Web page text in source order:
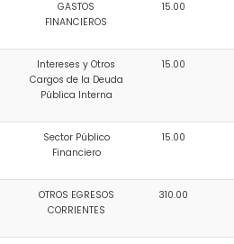
GASTOS
FINANCIEROS
15.00
Intereses y Otros
Cargos de la Deuda
Pública Interna
15.00
Sector Público
Financiero
15.00
OTROS EGRESOS
CORRIENTES
310.00